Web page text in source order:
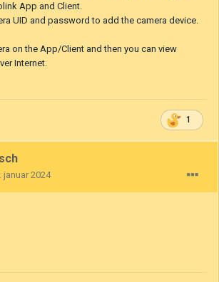
App and Client.
UID and password to add the camera device.
on the App/Client and then you can view
Internet.
1
januar 2024